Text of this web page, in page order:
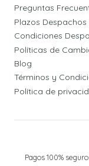
Preguntas
Plazos Despachos
Condiciones
Políticas de
Blog
Términos y
Política de
Pagos 100%